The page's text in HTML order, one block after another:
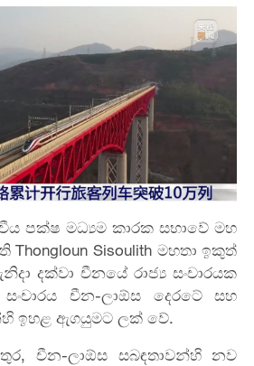
පක්ෂ මධ්‍යම කාරක සභාවේ මහ
Thongloun Sisoulith මහතා ඉකුත්
දක්වා චීනයේ රාජ්‍ය සංචාරයක
චීන-ලාඕස දෙරටේ සහ
ඉහළ ඇගයුමටලක් වේ.
චීන-ලාඕස සබඳතාවන්හි නව